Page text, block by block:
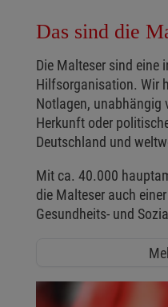
Das sind die
Die Malteser sind eine
Hilfsorganisation. Wir
Notlagen, unabhängig
Herkunft oder
Deutschland und
Mit ca. 40.000
die Malteser auch
Gesundheits- und